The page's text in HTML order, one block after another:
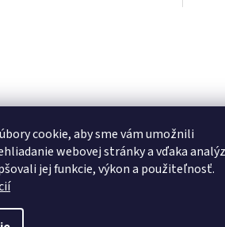
cookie, aby sme vám umožnili
webovej stránky a vďaka
jej funkcie, výkon a použiteľnosť.